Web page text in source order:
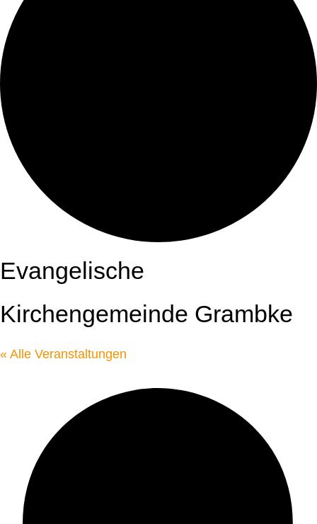
Evangelische
Kirchengemeinde Grambke
« Alle Veranstaltungen